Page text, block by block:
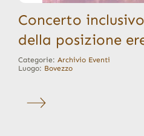
Concerto
della posizione
Categorie: Archivio Eventi
Luogo: Bovezzo